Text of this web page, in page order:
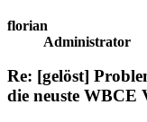
florian
Administrator
Re: [gelöst]
die neuste WBCE